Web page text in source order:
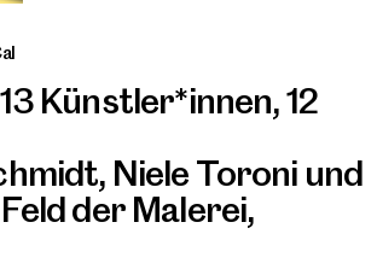
Künstler*innen, 12
Niele Toroni und
der Malerei,